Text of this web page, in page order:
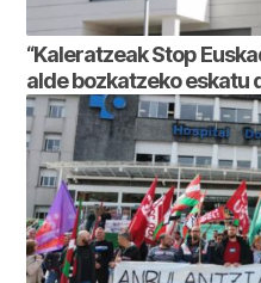
“Kaleratzeak Stop
alde bozkatzeko eskatu